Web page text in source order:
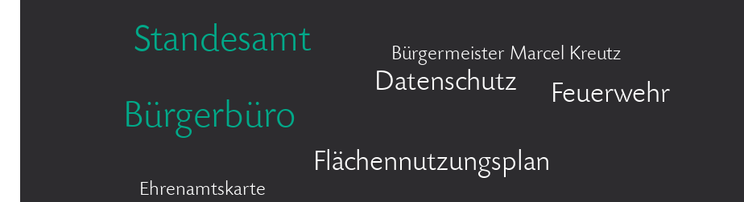
Standesamt Bürgermeister Marcel Kreutz
Bürgerbüro
Datenschutz Feuerwehr
Ehrenamtskarte
Flächennutzungsplan